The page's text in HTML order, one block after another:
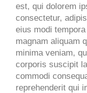
est, qui dolorem
consectetur,
eius modi
magnam aliquam
minima veniam,
corporis suscipit
commodi
reprehenderit qui